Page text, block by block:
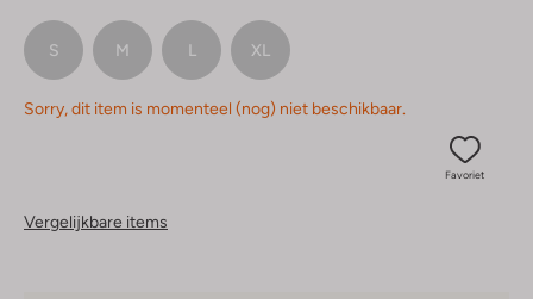
S M L XL
Sorry, dit item is momenteel (nog) niet beschikbaar.
Favoriet
Vergelijkbare items